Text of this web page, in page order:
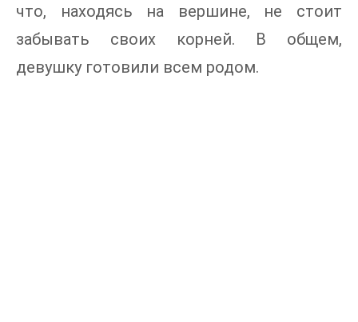
что, находясь на вершине, не стоит
забывать своих корней. В общем,
девушку готовили всем родом.